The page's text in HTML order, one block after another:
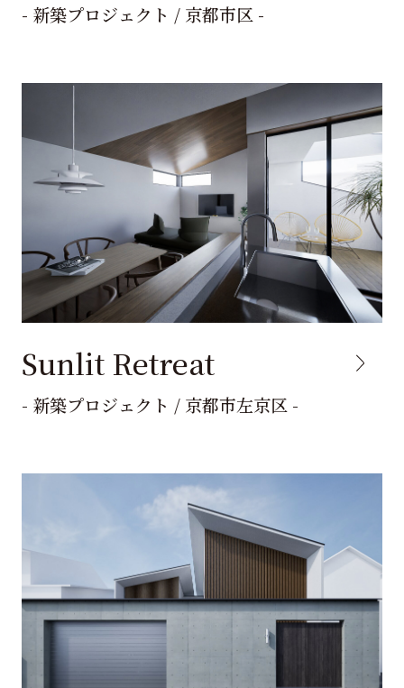
- 新築プロジェクト / 京都市区 -
Sunlit Retreat
- 新築プロジェクト / 京都市左京区 -